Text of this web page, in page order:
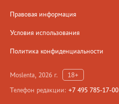
Правовая информация
Условия использования
Политика конфиденциальности
Moslenta, 2026 г.
18+
Телефон редакции: +7 495 785-17-00